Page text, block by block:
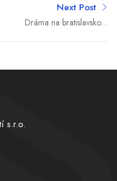
Next Post
Dráma na bratislavskom
s.r.o.